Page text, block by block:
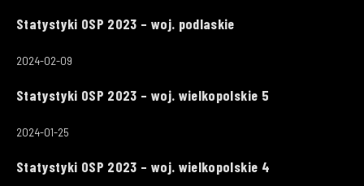
Statystyki OSP 2023 – woj. podlaskie
2024-02-09
Statystyki OSP 2023 – woj. wielkopolskie 5
2024-01-25
Statystyki OSP 2023 – woj. wielkopolskie 4